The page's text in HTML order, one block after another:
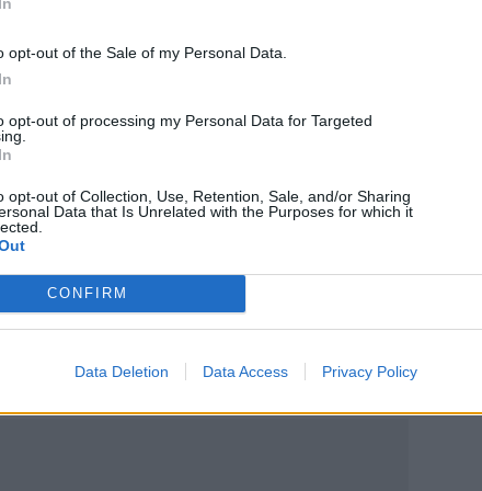
opt-out of the Sale of my Personal Data.
opt-out of processing my Personal Data for Targeted
opt-out of Collection, Use, Retention, Sale, and/or Sharing
Data that Is Unrelated with the Purposes for which it
CONFIRM
Data Deletion Data Access Privacy Policy
για τη μητέρα και τον σύντροφο της
της Κρήτης και τους ήρωες της
τουρισμό για άτομα με
Google News
μας στοYouTube